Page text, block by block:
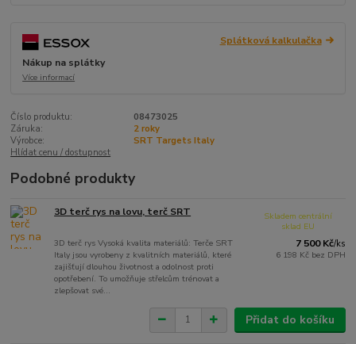
Splátková kalkulačka
Nákup na splátky
Více informací
Číslo produktu:
08473025
Záruka:
2 roky
Výrobce:
SRT Targets Italy
Hlídat cenu / dostupnost
Podobné produkty
3D terč rys na lovu, terč SRT
3D terč rys Vysoká kvalita materiálů: Terče SRT
Italy jsou vyrobeny z kvalitních materiálů, které
zajišťují dlouhou životnost a odolnost proti
opotřebení. To umožňuje střelcům trénovat a
zlepšovat své...
7 500 Kč/ks
6 198 Kč bez DPH
Skladem centrální
sklad EU
Přidat do košíku